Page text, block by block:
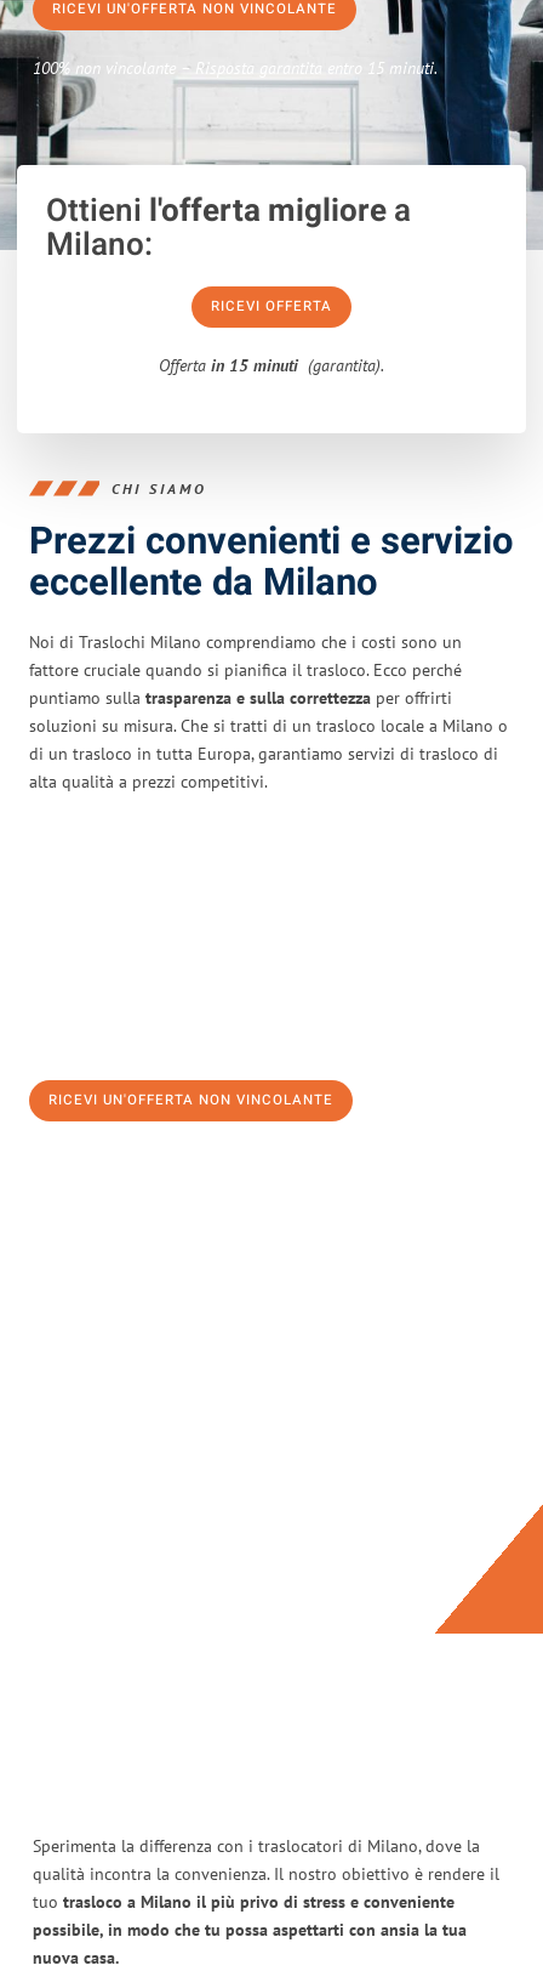
RICEVI UN'OFFERTA NON VINCOLANTE
100% non vincolante – Risposta garantita entro 15 minuti.
Ottieni l'offerta migliorea
Milano:
RICEVI OFFERTA
Offerta in 15 minuti (garantita).
CHI SIAMO
Prezzi convenienti e servizio
eccellente da Milano
Noi di Traslochi Milano comprendiamo che i costi sono un
fattore cruciale quando si pianifica il trasloco. Ecco perché
puntiamo sulla trasparenza e sulla correttezza per offrirti
soluzioni su misura. Che si tratti di un trasloco locale a Milano o
di un trasloco in tutta Europa, garantiamo servizi di trasloco di
alta qualità a prezzi competitivi.
RICEVI UN'OFFERTA NON VINCOLANTE
Sperimenta la differenza con i traslocatori di Milano, dove la
qualità incontra la convenienza. Il nostro obiettivo è rendere il
tuo trasloco a Milano il più privo di stress e conveniente
possibile, in modo che tu possa aspettarti con ansia la tua
nuova casa.